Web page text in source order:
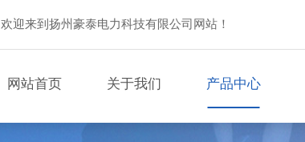
欢迎来到扬州豪泰电力科技有限公司网站！
网站首页 关于我们 产品中心